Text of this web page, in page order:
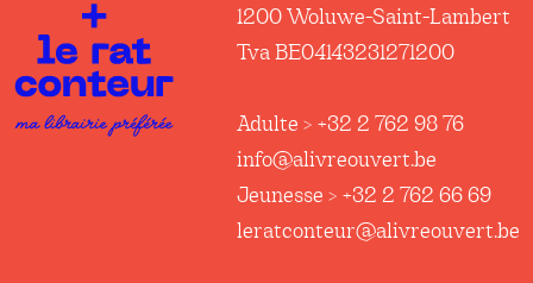
1200 Woluwe-Saint-Lambert
Tva BE04143231271200
Adulte > +32 2 762 98 76
info@alivreouvert.be
Jeunesse > +32 2 762 66 69
leratconteur@alivreouvert.be